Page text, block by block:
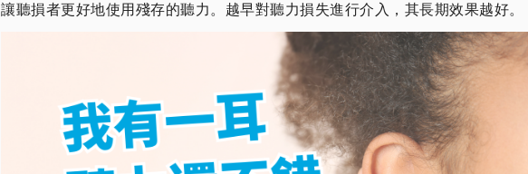
讓聽損者更好地使用殘存的聽力。越早對聽力損失進行介入，其長期效果越好。